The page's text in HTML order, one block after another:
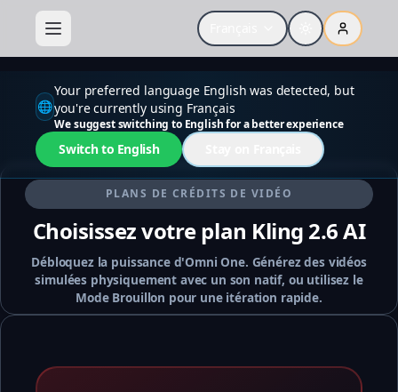
🌐
Your preferred language English was detected, but
you're currently using Français
We suggest switching to English for a better experience
Switch to English
PLANS DE CRÉDITS DE VIDÉO
Choisissez votre plan Kling 2.6 AI
Débloquez la puissance d'Omni One. Générez des vidéos
simulées physiquement avec un son natif, ou utilisez le
Mode Brouillon pour une itération rapide.